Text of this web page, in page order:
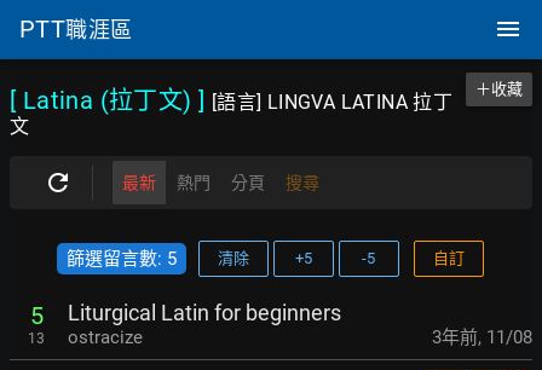
PTT職涯區
[ Latina (拉丁文) ]
[語言] LINGVA LATINA 拉丁
文
＋收藏
最新 熱門 分頁 搜尋
篩選留言數: 5 清除 +5 -5 自訂
5
13
Liturgical Latin for beginners
ostracize 3年前, 11/08